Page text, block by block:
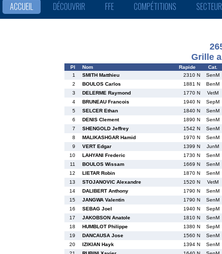
ACCUEIL DÉCOUVRIR FFE COMPÉTITIONS
Grille
Pl Nom Rapide
Cat.
1
SMITH Matthieu 2310 N
SenM
2
BOULOS Carlos 1881 N
BenM
3
DELERME Raymond 1770 N
VetM
4
BRUNEAU Francois 1940 N
SepM
5
SELCER Ethan 1840 N
SenM
6
DENIS Clement 1890 N
SenM
7
SHENGOLD Jeffrey 1542 N
SenM
8
MALIKASHGAR Hamid 1970 N
SenM
9
VERT Edgar 1399 N
JunM
10
LAHYANI Frederic 1730 N
SenM
11
BOULOS Wissam 1669 N
SenM
12
LIETAR Robin 1870 N
SenM
13
STOJANOVIC Alexandre 1520 N
VetM
14
DALIBERT Anthony 1790 N
SenM
15
JANGWA Valentin 1790 N
SenM
16
SEBAG Joel 1940 N
SepM
17
JAKOBSON Anatole 1810 N
SenM
18
HUMBLOT Philippe 1380 N
SepM
19
DANCAUSA Jose 1560 N
SenM
20
IZIKIAN Hayk 1394 N
SenM